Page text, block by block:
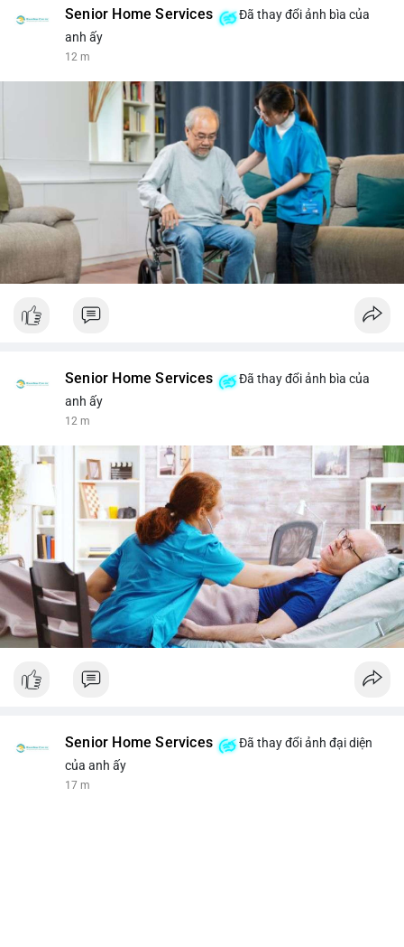
Senior Home Services
Đã thay đổi ảnh bìa của
anh ấy
12 m
Senior Home Services
Đã thay đổi ảnh bìa của
anh ấy
12 m
Senior Home Services
Đã thay đổi ảnh đại diện
của anh ấy
17 m